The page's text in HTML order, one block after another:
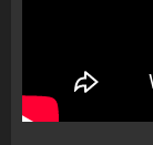
1